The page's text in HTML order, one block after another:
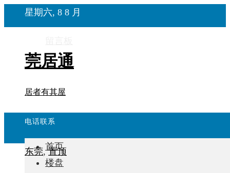
星期六, 8 8 月
莞居通
居者有其屋
电话联系
首页
楼盘
东莞,置顶